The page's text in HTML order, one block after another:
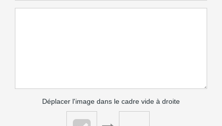
Déplacer l'image dans le cadre vide à droite